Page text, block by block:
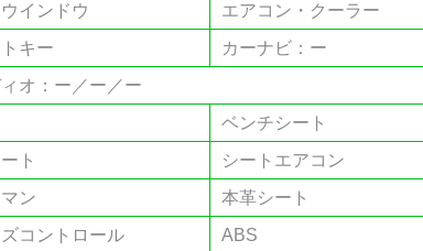
インドウ エアコン・クーラー
キー カーナビ：ー
オ：ー／ー／ー
ベンチシート
ト シートエアコン
ン 本⾰シート
コントロール ABS